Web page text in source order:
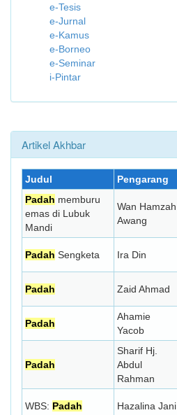
e-Tesis
e-Jurnal
e-Kamus
e-Borneo
e-Seminar
i-Pintar
Artikel Akhbar
Judul Pengarang
Padah memburu
emas di Lubuk
Mandi
Wan Hamzah
Awang
Padah Sengketa Ira Din
Padah Zaid Ahmad
Padah
Ahamie
Yacob
Padah
Sharif Hj.
Abdul
Rahman
WBS: Padah Hazalina Jani